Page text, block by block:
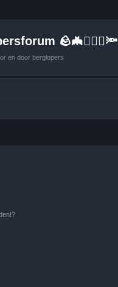
🪨🦇🚶🏻‍♂️🔦
en door berglopers